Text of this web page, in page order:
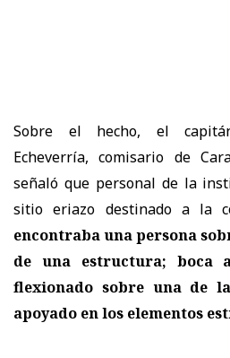
Sobre el hecho, el
Echeverría, comisario de
señaló que personal de la
sitio eriazo destinado a la
encontraba una persona
de una estructura; boca
flexionado sobre una de
apoyado en los elementos